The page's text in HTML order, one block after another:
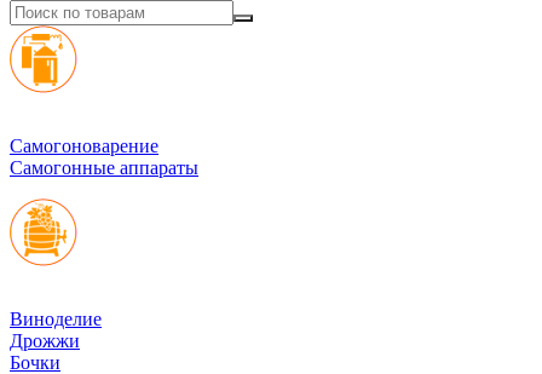
Cамогоноварение
Самогонные аппараты
Виноделие
Дрожжи
Бочки